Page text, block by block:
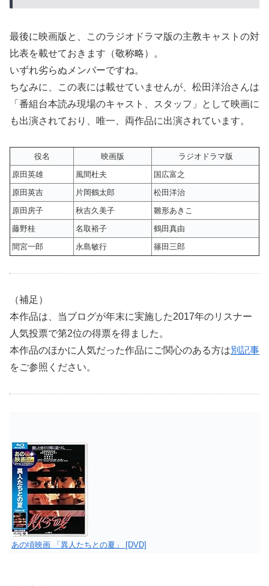
最後に映画版と、このラジオドラマ版の主教キャストの対
比表を載せておきます（敬称略）。
いずれ劣らぬメンバーですね。
ちなみに、この表には載せていませんが、松田洋治さんは
「番組台本読み現場のキャスト、スタッフ」として映画に
も出演されており、唯一、両作品に出演されています。
役名 映画版
ラジオドラマ版
原田英雄
風間杜夫
国広富之
原田英吉
片岡鶴太郎
松田洋治
原田房子
秋吉久美子
雛形あきこ
藤野桂
名取裕子
鶴田真由
間宮一郎
永島敏行 篠田三郎
（補足）
本作品は、当ブログが年末に実施した2017年のリスナー
人気投票で第2位の得票を得ました。
本作品のほかに人気だった作品にご関心のある方は別記事
をご参照ください。
あの頃映画 「異人たちとの夏」 [DVD]